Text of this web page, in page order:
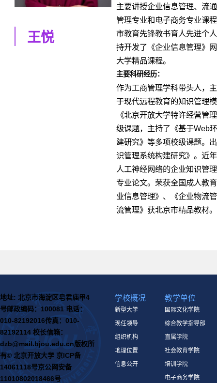
王悦
主要讲授企业信息管理、流
管理专业和电子商务专业课
市教育先锋教书育人先进个
持开发了《企业信息管理》
大学精品课程。
主要科研经历：
作为工商管理学科带头人，
于现代远程教育的知识管理
《北京开放大学特许经营管
级课题，主持了《基于Web
建研究》等多项校级课题。
识管理系统构建研究》。近
人工神经网络的企业知识管
专业论文。荣获全国成人教
业信息管理》、《企业物流
流管理》获北京市精品教材。
地址: 北京市海淀区皂君庙甲4
号邮政编码：100081 电话：
010-82192016传真：010-
82192114 校长信箱：
dzb@mail.bjou.edu.cn版权所
有© 北京开放大学 京ICP备
14061118号京公网安备
11010802018466号
学校概况
新型大学
现任领导
组织机构
地理位置
信息公开
教学单位
国际文化学院
综合教学指导部
直属学院
社会教育学院
培训学院
电子商务学院